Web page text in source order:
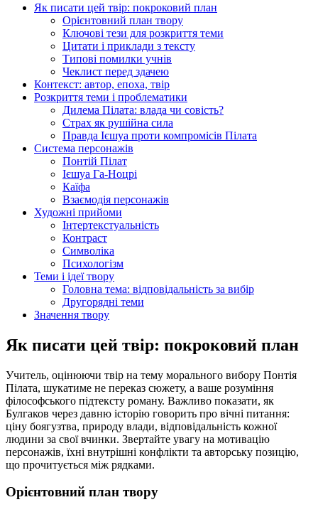
Як писати цей твір: покроковий план
Орієнтовний план твору
Ключові тези для розкриття теми
Цитати і приклади з тексту
Типові помилки учнів
Чеклист перед здачею
Контекст: автор, епоха, твір
Розкриття теми і проблематики
Дилема Пілата: влада чи совість?
Страх як рушійна сила
Правда Ієшуа проти компромісів Пілата
Система персонажів
Понтій Пілат
Ієшуа Га-Ноцрі
Каїфа
Взаємодія персонажів
Художні прийоми
Інтертекстуальність
Контраст
Символіка
Психологізм
Теми і ідеї твору
Головна тема: відповідальність за вибір
Другорядні теми
Значення твору
Як писати цей твір: покроковий план
Учитель, оцінюючи твір на тему морального вибору Понтія
Пілата, шукатиме не переказ сюжету, а ваше розуміння
філософського підтексту роману. Важливо показати, як
Булгаков через давню історію говорить про вічні питання:
ціну боягузтва, природу влади, відповідальність кожної
людини за свої вчинки. Звертайте увагу на мотивацію
персонажів, їхні внутрішні конфлікти та авторську позицію,
що прочитується між рядками.
Орієнтовний план твору